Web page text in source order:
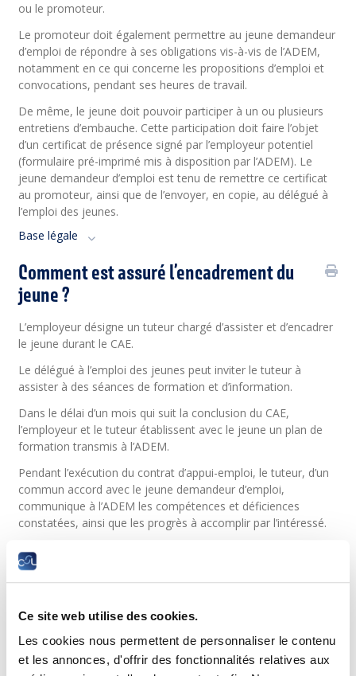
Ce site web utilise des cookies.
Les cookies nous permettent de personnaliser le contenu
et les annonces, d'offrir des fonctionnalités relatives aux
ou le promoteur.
Le promoteur doit également permettre au jeune demandeur
d’emploi de répondre à ses obligations vis-à-vis de l’ADEM,
notamment en ce qui concerne les propositions d’emploi et
convocations, pendant ses heures de travail.
De même, le jeune doit pouvoir participer à un ou plusieurs
entretiens d’embauche. Cette participation doit faire l’objet
d’un certificat de présence signé par l’employeur potentiel
(formulaire pré-imprimé mis à disposition par l’ADEM). Le
jeune demandeur d’emploi est tenu de remettre ce certificat
au promoteur, ainsi que de l’envoyer, en copie, au délégué à
l’emploi des jeunes.
Base légale
Comment est assuré l’encadrement du
jeune ?
L’employeur désigne un tuteur chargé d’assister et d’encadrer
le jeune durant le CAE.
Le délégué à l’emploi des jeunes peut inviter le tuteur à
assister à des séances de formation et d’information.
Dans le délai d’un mois qui suit la conclusion du CAE,
l’employeur et le tuteur établissent avec le jeune un plan de
formation transmis à l’ADEM.
Pendant l’exécution du contrat d’appui-emploi, le tuteur, d’un
commun accord avec le jeune demandeur d’emploi,
communique à l’ADEM les compétences et déficiences
constatées, ainsi que les progrès à accomplir par l’intéressé.
Le délégué à l’emploi des jeunes est habilité à procéder à des
visites des lieux de travail afin de s’assurer de la bonne
exécution du contrat.
Comment est évalué le jeune ?